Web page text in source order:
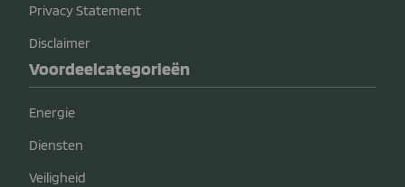
Privacy Statement
Disclaimer
Voordeelcategorieën
Energie
Diensten
Veiligheid